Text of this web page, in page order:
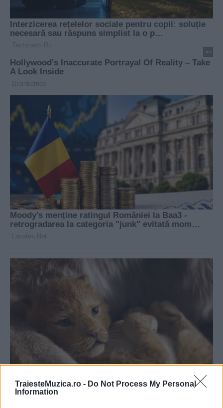
TraiesteMuzica.ro - Do Not Process My Personal
Information